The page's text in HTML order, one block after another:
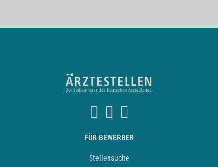
FÜR BEWERBER
Stellensuche